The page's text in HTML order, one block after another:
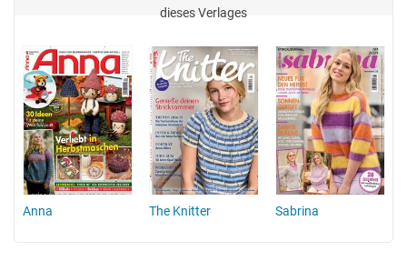
dieses Verlages
Anna The Knitter Sabrina